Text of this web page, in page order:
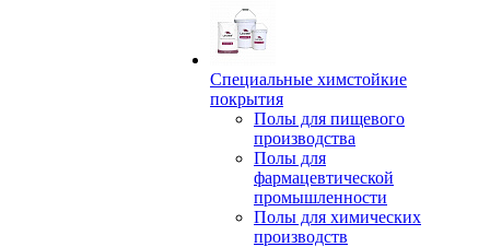
Специальные химстойкие
покрытия
Полы для пищевого
производства
Полы для
фармацевтической
промышленности
Полы для химических
производств